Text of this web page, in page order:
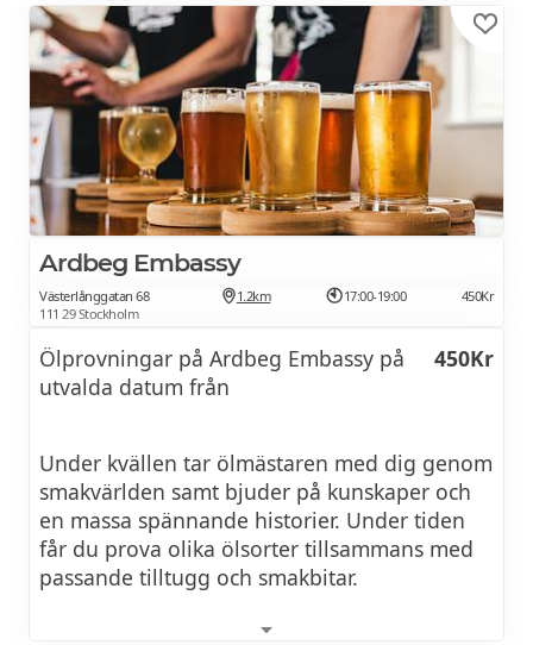
identifiera olika stilar? Under denna provning
får du lära dig mer om strävhet, syra och
fyllighet. Vi lär oss om provningsteknik och
om hur man kan tänka när man matchar rött
vin med mat. Välkommen!
18 aug 2026:
Röda viner – en introduktion
Hur får ett rött vin sin karaktär och hur kan vi
får du lära dig mer om strävhet, syra och
fyllighet. Vi lär oss om provningsteknik och
vin med mat. Välkommen!
25 aug 2026:
Cabernet Sauvignon vs cabernet franc
Cabernet sauvignon kanske kan anses vara
Ardbeg Embassy
Västerlånggatan 68
111 29 Stockholm
1.2km 17:00-19:00 450Kr
Ölprovningar på Ardbeg Embassy på
utvalda datum från
450Kr
Under kvällen tar ölmästaren med dig genom
smakvärlden samt bjuder på kunskaper och
en massa spännande historier. Under tiden
får du prova olika ölsorter tillsammans med
passande tilltugg och smakbitar.